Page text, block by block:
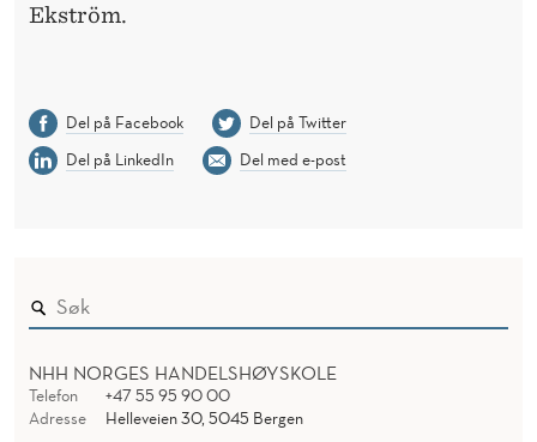
Ekström.
Del på Facebook
Del på Twitter
Del på LinkedIn
Del med e-post
NHH NORGES HANDELSHØYSKOLE
Telefon
+47 55 95 90 00
Adresse
Helleveien 30, 5045 Bergen